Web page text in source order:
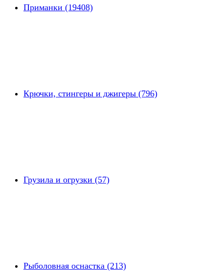
Приманки (19408)
Крючки, стингеры и джигеры (796)
Грузила и огрузки (57)
Рыболовная оснастка (213)